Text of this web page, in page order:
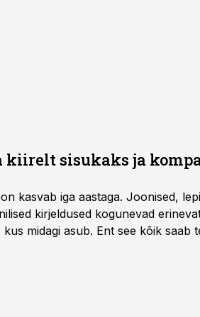
kiirelt sisukaks ja
kasvab iga aastaga. Joonised,
kirjeldused kogunevad
midagi asub. Ent see kõik saab